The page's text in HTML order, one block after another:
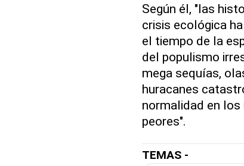
Según él, "las
crisis ecológica
el tiempo de la
del populismo
mega sequías,
huracanes
normalidad en los
peores".
TEMAS -